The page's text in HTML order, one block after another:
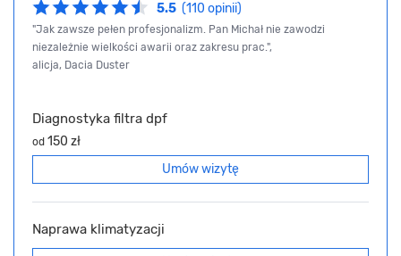
5.5 (110 opinii)
"Jak zawsze pełen profesjonalizm. Pan Michał nie zawodzi
niezależnie wielkości awarii oraz zakresu prac.",
alicja, Dacia Duster
Diagnostyka filtra dpf
od 150 zł
Umów wizytę
Naprawa klimatyzacji